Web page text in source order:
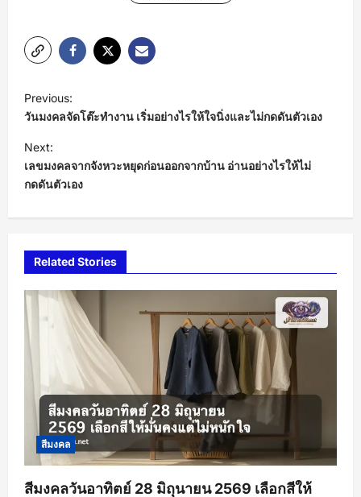
o
s
t
n
a
g
a
t
Previous:
วันมงคลจัดโต๊ะทำงาน เริ่มอย่างไรให้ใจนิ่งและไม่กดดันตัวเอง
Next:
เลขมงคลจากจังหวะหยุดก่อนออกจากบ้าน อ่านอย่างไรให้ไม่
กดดันตัวเอง
Related Stories
สีมงคล
สีมงคลวันอาทิตย์ 28 มิถุนายน 2569 เลือกสีให้